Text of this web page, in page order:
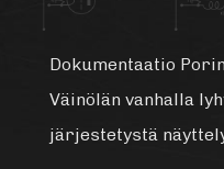
Dokumentaatio
Väinölän vanhalla
järjestetystä